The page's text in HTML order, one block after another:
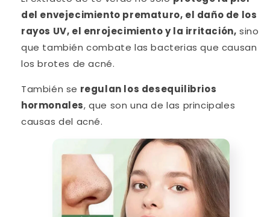
del envejecimiento prematuro, el daño de los
rayos UV, el enrojecimiento y la irritación, sino
que también combate las bacterias que causan
los brotes de acné.
También se regulan los desequilibrios
hormonales, que son una de las principales
causas del acné.